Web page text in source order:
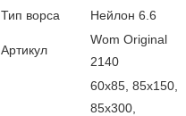
Тип ворса
Нейлон 6.6
Артикул
Wom Original
2140
60х85, 85х150,
85х300,